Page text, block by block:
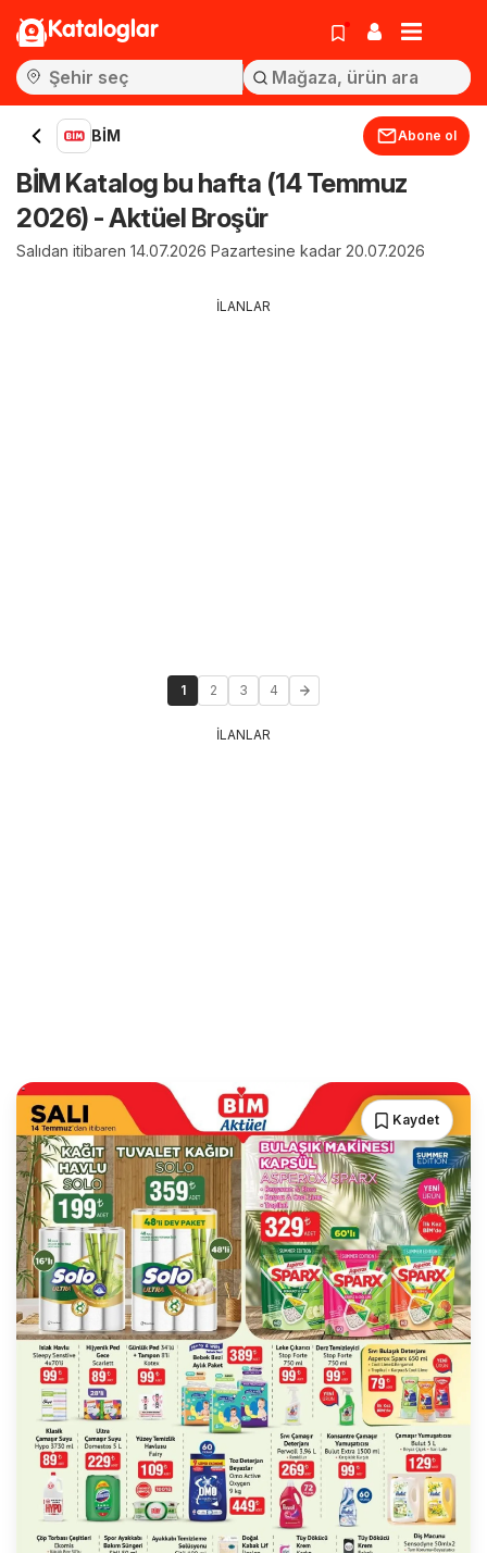
Kataloglar
BİM Abone ol
BİM Katalog bu hafta (14 Temmuz
2026) - Aktüel Broşür
Salıdan itibaren 14.07.2026 Pazartesine kadar 20.07.2026
İLANLAR
1 2 3 4
İLANLAR
Kaydet